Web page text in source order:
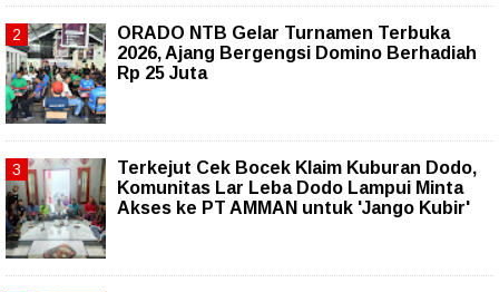
ORADO NTB Gelar Turnamen Terbuka
2026, Ajang Bergengsi Domino Berhadiah
Rp 25 Juta
Terkejut Cek Bocek Klaim Kuburan Dodo,
Komunitas Lar Leba Dodo Lampui Minta
Akses ke PT AMMAN untuk 'Jango Kubir'